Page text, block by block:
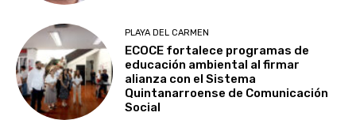
PLAYA DEL CARMEN
ECOCE fortalece programas de
educación ambiental al firmar
alianza con el Sistema
Quintanarroense de Comunicación
Social